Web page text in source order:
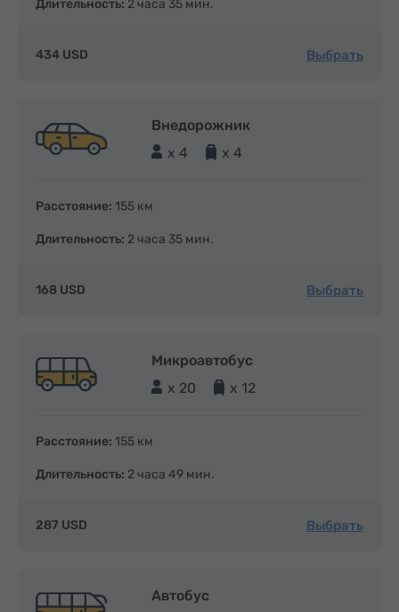
Длительность: 2 часа 35 мин.
434 USD Выбрать
Внедорожник
x 4
x 4
Расстояние: 155 км
Длительность: 2 часа 35 мин.
168 USD Выбрать
Микроавтобус
x 20
x 12
Расстояние: 155 км
Длительность: 2 часа 49 мин.
287 USD Выбрать
Автобус